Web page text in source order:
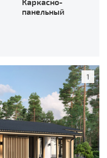
панельный
1